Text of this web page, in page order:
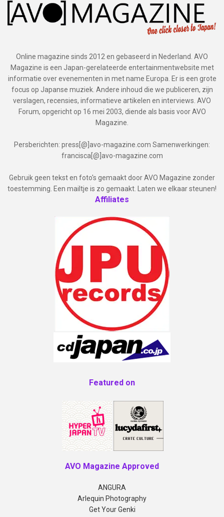
Online magazine sinds 2012 en gebaseerd in Nederland. AVO
Magazine is een Japan-gerelateerde entertainmentwebsite met
informatie over evenementen in met name Europa. Er is een grote
focus op Japanse muziek. Andere inhoud die we publiceren, zijn
verslagen, recensies, informatieve artikelen en interviews. AVO
Forum, opgericht op 16 mei 2003, diende als basis voor AVO
Magazine.
Persberichten: press[@]avo-magazine.com Samenwerkingen:
francisca[@]avo-magazine.com
Gebruik geen tekst en foto's gemaakt door AVO Magazine zonder
toestemming. Een mailtje is zo gemaakt. Laten we elkaar steunen!
Affiliates
Featured on
AVO Magazine Approved
ANGURA
Arlequin Photography
Get Your Genki